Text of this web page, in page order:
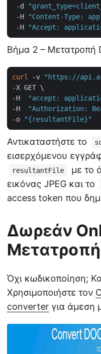
-d
-H
"Content-Type:
-H
"Accept:
Βήμα 2 – Μετατροπή
curl -v
"https://
-X GET \
-H
"accept:
-H
"Authorization:
-o
"{resultantFile}"
Αντικαταστήστε το
εισερχόμενου
resultantFile
με το
εικόνας JPEG και το
access token που
Δωρεάν
Μετατροπή
Όχι κωδικοποίηση;
Χρησιμοποιήστε τον
converter για άμεση